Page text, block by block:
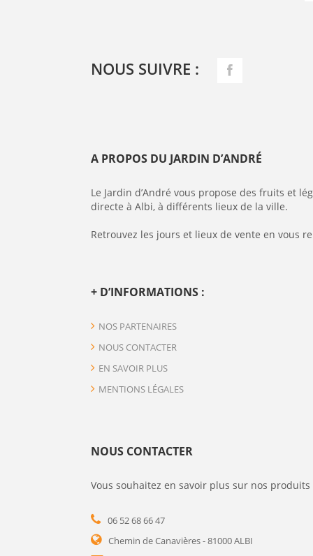
NOUS SUIVRE :
A PROPOS DU JARDIN D’ANDRÉ
Le Jardin d’André vous propose des fruits et
directe à Albi, à différents lieux de la ville.
Retrouvez les jours et lieux de vente en vous
+ D’INFORMATIONS :
NOS PARTENAIRES
NOUS CONTACTER
EN SAVOIR PLUS
MENTIONS LÉGALES
NOUS CONTACTER
Vous souhaitez en savoir plus sur nos
06 52 68 66 47
Chemin de Canavières - 81000 ALBI